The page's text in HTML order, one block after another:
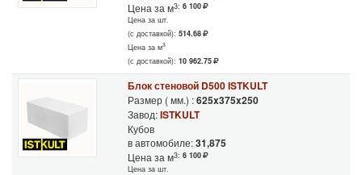
Цена за м3: 6 100
Цена за шт.
(с доставкой): 514.68
Цена за м3
(с доставкой): 10 962.75
Блок стеновой D500 ISTKULT
Размер ( мм.) :625x375x250
Завод:ISTKULT
Кубов
в автомобиле:31,875
Цена за м3: 6 100
Цена за шт.